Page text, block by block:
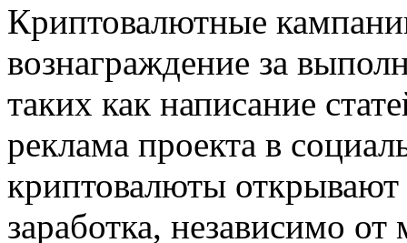
Криптовалютные
вознаграждение за
таких как написание
реклама проекта в
криптовалюты
заработка, независимо